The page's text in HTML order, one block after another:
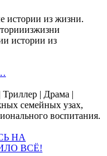
из жизни.
истории из
Триллер | Драма |
семейных узах,
воспитания.
НА
ВСЁ!